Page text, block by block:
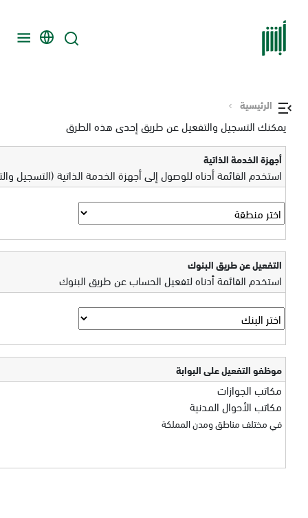
الرئيسية
يمكنك التسجيل والتفعيل عن طريق إحدى هذه الطرق
أجهزة الخدمة الذاتية
استخدم القائمة أدناه للوصول إلى أجهزة الخدمة الذاتية (التسجيل
التفعيل عن طريق البنوك
استخدم القائمة أدناه لتفعيل الحساب عن طريق البنوك
موظفو التفعيل على البوابة
مكاتب الجوازات
مكاتب الأحوال المدنية
في مختلف مناطق ومدن المملكة